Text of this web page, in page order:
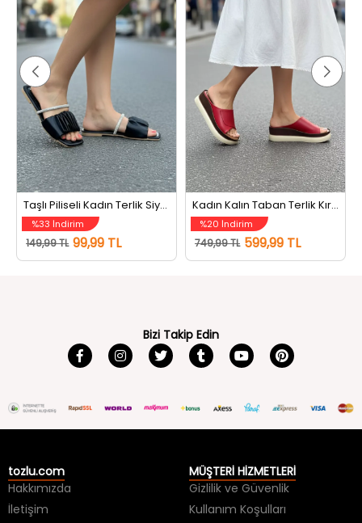
Taşlı Piliseli Kadın Terlik Siyah
%33 İndirim
149,99 TL 99,99 TL
Kadın Kalın Taban Terlik Kırmızı
%20 İndirim
749,99 TL 599,99 TL
Bizi Takip Edin
tozlu.com
Hakkımızda
İletişim
MÜŞTERİ HİZMETLERİ
Gizlilik ve Güvenlik
Kullanım Koşulları